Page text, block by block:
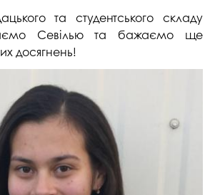
та студентського складу
Севілью та бажаємо ще
досягнень!